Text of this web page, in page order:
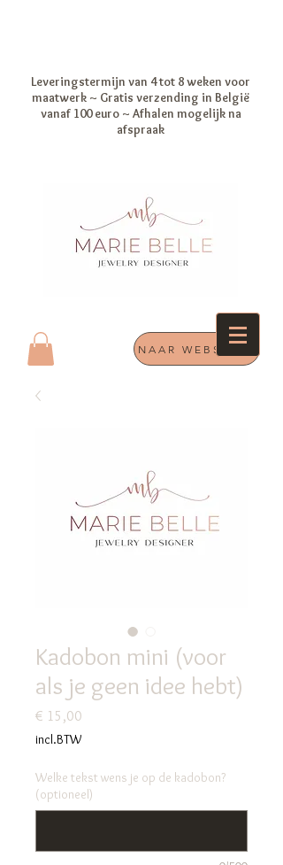
Leveringstermijn van 4 tot 8 weken voor
maatwerk ~ Gratis verzending in België
vanaf 100 euro ~ Afhalen mogelijk na
afspraak
NAAR WEBSHOP
Kadobon mini (voor
als je geen idee hebt)
€ 15,00
incl.BTW
Welke tekst wens je op de kadobon?
(optioneel)